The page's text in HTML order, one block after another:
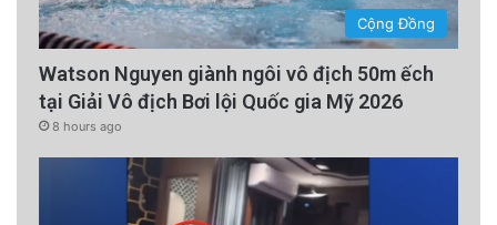
Cộng Đồng
Watson Nguyen giành ngôi vô địch 50m ếch
tại Giải Vô địch Bơi lội Quốc gia Mỹ 2026
8 hours ago